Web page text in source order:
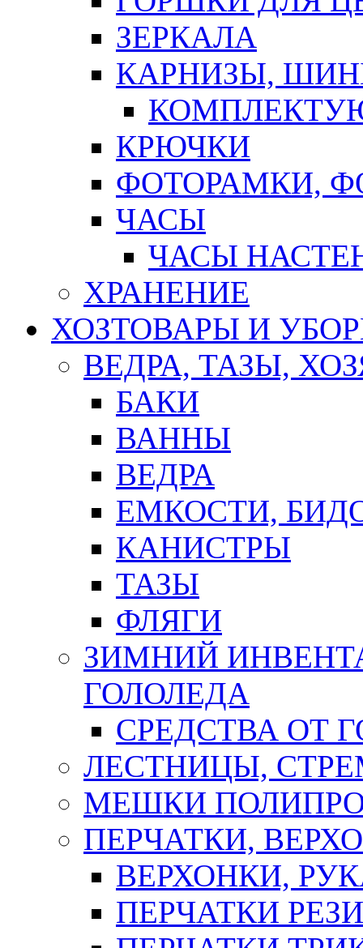
ЗЕРКАЛА
КАРНИЗЫ,
КРЮЧКИ
ФОТОРАМКИ,
ЧАСЫ
ЧАСЫ
ХРАНЕНИЕ
ХОЗТОВАРЫ И
ВЕДРА, ТАЗЫ,
БАКИ
ВАННЫ
ВЕДРА
ЕМКОСТИ,
КАНИСТРЫ
ТАЗЫ
ФЛЯГИ
ЗИМНИЙ
ГОЛОЛЕДА
СРЕДСТВА ОТ
ЛЕСТНИЦЫ,
МЕШКИ
ПЕРЧАТКИ,
ВЕРХОНКИ,
ПЕРЧАТКИ